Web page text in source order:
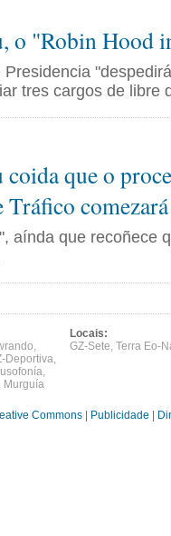
o "Robin Hood
tres cargos de libre
que o
Tráfico
aínda que recoñece
,
Deportiva,
,
, Murguía
Locais:
GZ-Sete, Terra Eo-
Commons Publicidade